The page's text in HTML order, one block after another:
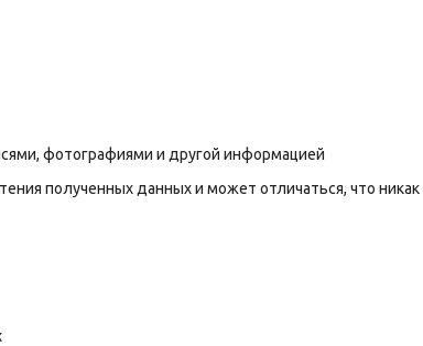
фотографиями и другой информацией
полученных данных и может отличаться, что никак